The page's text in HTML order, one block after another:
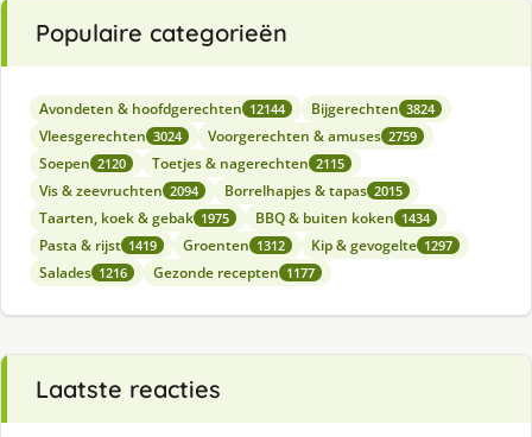
Populaire categorieën
Avondeten & hoofdgerechten 12144 Bijgerechten 3824
Vleesgerechten 3024 Voorgerechten & amuses 2759
Soepen 2120 Toetjes & nagerechten 2115
Vis & zeevruchten 2094 Borrelhapjes & tapas 2015
Taarten, koek & gebak 1975 BBQ & buiten koken 1434
Pasta & rijst 1419 Groenten 1312 Kip & gevogelte 1297
Salades 1216 Gezonde recepten 1177
Laatste reacties